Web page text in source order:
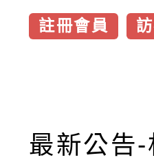
註冊會員
最新公告-